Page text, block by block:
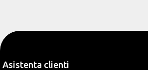
Asistenta clienti